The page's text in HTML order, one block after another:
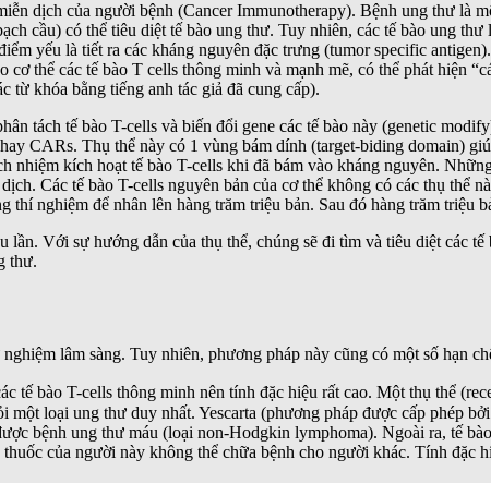
dịch của người bệnh (Cancer Immunotherapy). Bệnh ung thư là
cầu) có thể tiêu diệt tế bào ung thư. Tuy nhiên, các tế bào ung
yếu là tiết ra các kháng nguyên đặc trưng (tumor specific
cơ thể các tế bào T cells thông minh và mạnh mẽ, có thể phát hiện
từ khóa bằng tiếng anh tác giả đã cung cấp).
tách tế bào T-cells và biến đổi gene các tế bào này (genetic
CARs. Thụ thể này có 1 vùng bám dính (target-biding domain)
nhiệm kích hoạt tế bào T-cells khi đã bám vào kháng nguyên.
Các tế bào T-cells nguyên bản của cơ thể không có các thụ thể
nghiệm để nhân lên hàng trăm triệu bản. Sau đó hàng trăm triệu
Với sự hướng dẫn của thụ thể, chúng sẽ đi tìm và tiêu diệt các
thư.
lâm sàng. Tuy nhiên, phương pháp này cũng có một số hạn
tế bào T-cells thông minh nên tính đặc hiệu rất cao. Một thụ thể
loại ung thư duy nhất. Yescarta (phương pháp được cấp phép
bệnh ung thư máu (loại non-Hodgkin lymphoma). Ngoài ra, tế
của người này không thể chữa bệnh cho người khác. Tính đặc